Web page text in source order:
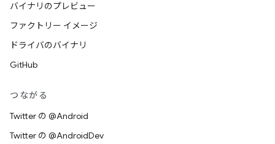
バイナリのプレビュー
ファクトリー イメージ
ドライバのバイナリ
GitHub
つながる
Twitter の @Android
Twitter の @AndroidDev